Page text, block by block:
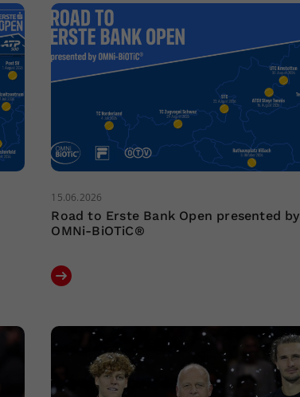
15.06.2026
Road to Erste Bank Open presented by
OMNi-BiOTiC®